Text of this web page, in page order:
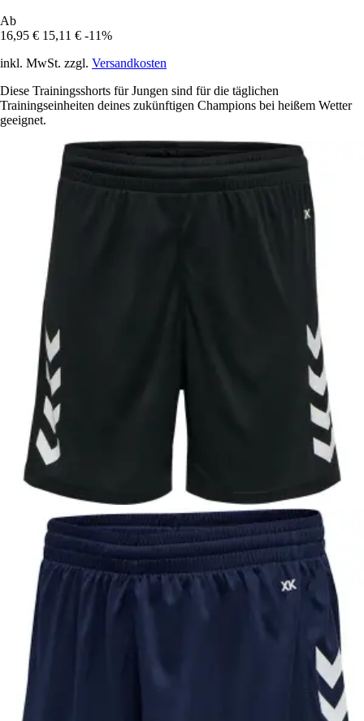
Ab
16,95 € 15,11 € -11%
inkl. MwSt. zzgl. Versandkosten
Diese Trainingsshorts für Jungen sind für die täglichen
Trainingseinheiten deines zukünftigen Champions bei heißem Wetter
geeignet.